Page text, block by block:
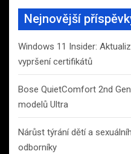
Nejnovější
Windows 11 Insider:
vypršení certifikátů
Bose QuietComfort 2nd
modelů Ultra
Nárůst týrání dětí a
odborníky